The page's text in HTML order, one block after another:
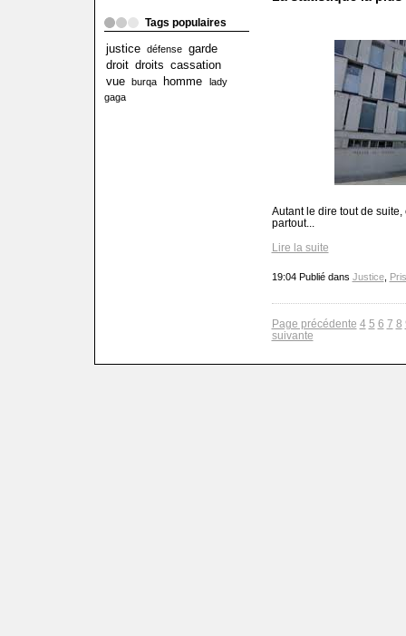
Tags populaires
justice défense
garde
droit droits cassation
vue
burqa homme
lady
gaga
Autant le dire tout de
partout...
Lire la suite
19:04 Publié dans Justice,
Page précédente 4 5 6 7 8
suivante